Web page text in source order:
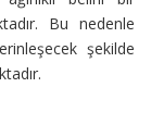
Bu nedenle
şekilde